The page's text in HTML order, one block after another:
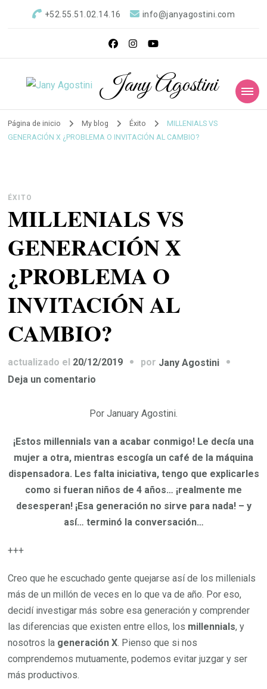
+52.55.51.02.14.16 info@janyagostini.com
Jany Agostini
Página de inicio My blog Éxito
MILLENIALS VS
GENERACIÓN X ¿PROBLEMA O INVITACIÓN AL CAMBIO?
ÉXITO
MILLENIALS VS
GENERACIÓN X
¿PROBLEMA O
INVITACIÓN AL
CAMBIO?
actualizado el 20/12/2019 por Jany Agostini
Deja un comentario
VS
X
¿PROBLEMA
O
INVITACIÓN
AL
CAMBIO?
Por January Agostini.
¡Estos millennials van a acabar conmigo! Le decía una
mujer a otra, mientras escogía un café de la máquina
dispensadora. Les falta iniciativa, tengo que explicarles
como si fueran niños de 4 años… ¡realmente me
desesperan! ¡Esa generación no sirve para nada! – y
así… terminó la conversación…
+++
Creo que he escuchado gente quejarse así de los millenials
más de un millón de veces en lo que va de año. Por eso,
decidí investigar más sobre esa generación y comprender
las diferencias que existen entre ellos, los millennials, y
nosotros la generación X. Pienso que si nos
comprendemos mutuamente, podemos evitar juzgar y ser
más productivos.